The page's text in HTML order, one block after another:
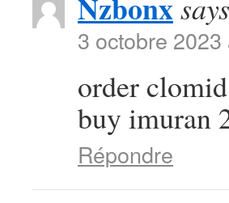
3 octobre
order
buy imuran
Répondre